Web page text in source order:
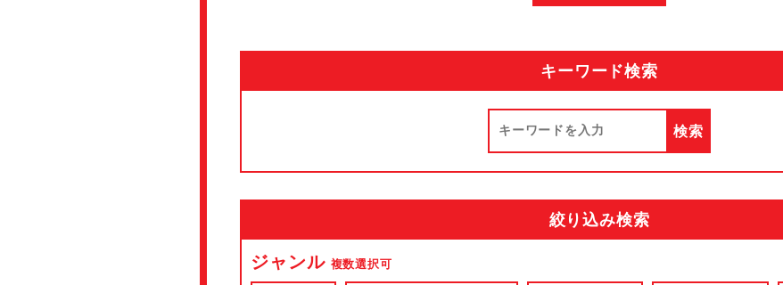
キーワード検索
絞り込み検索
ジャンル 複数選択可